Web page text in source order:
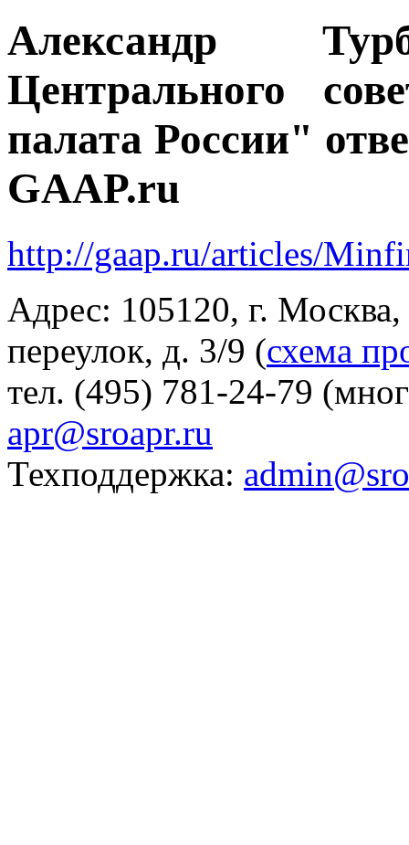
Александр
Центрального
палата России"
GAAP.ru
http://gaap.ru/articles/
Адрес: 105120, г.
переулок, д. 3/9 (схема
тел. (495) 781-24-79
apr@sroapr.ru
Техподдержка: